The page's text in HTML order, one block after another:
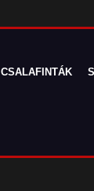
CSALAFINTÁK